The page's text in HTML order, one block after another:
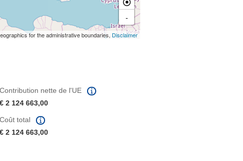
-
for the administrative boundaries, Disclaimer
Contribution nette de l'UE
€ 2 124 663,00
Coût total
€ 2 124 663,00